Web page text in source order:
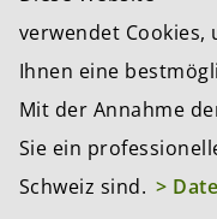
PREMIUM
verwendet Cookies,
Ihnen eine
Mit der Annahme
Sie ein
Schweiz sind. >